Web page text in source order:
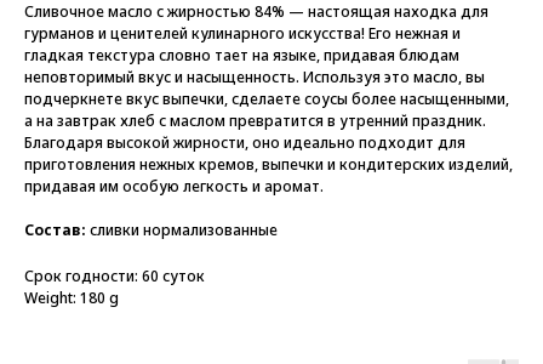
Сливочное масло с жирностью 84% — настоящая находка для
гурманов и ценителей кулинарного искусства! Его нежная и
гладкая текстура словно тает на языке, придавая блюдам
неповторимый вкус и насыщенность. Используя это масло, вы
подчеркнете вкус выпечки, сделаете соусы более насыщенными,
а на завтрак хлеб с маслом превратится в утренний праздник.
Благодаря высокой жирности, оно идеально подходит для
приготовления нежных кремов, выпечки и кондитерских изделий,
придавая им особую легкость и аромат.
Состав: сливки нормализованные
Срок годности: 60 суток
Weight: 180 g